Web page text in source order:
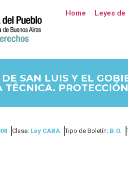
Home Leyes de
SAN LUIS Y EL
TÉCNICA.
Clase: Ley CABA Tipo de Boletín: B.O.